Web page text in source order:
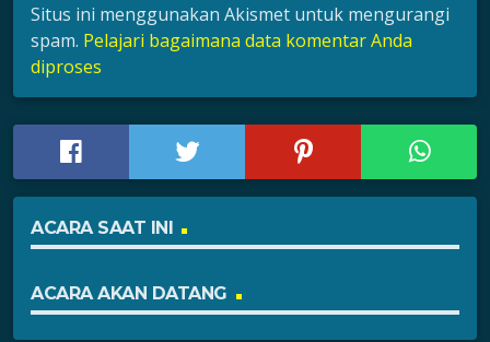
Situs ini menggunakan Akismet untuk mengurangi
spam. Pelajari bagaimana data komentar Anda
diproses
ACARA SAAT INI
ACARA AKAN DATANG